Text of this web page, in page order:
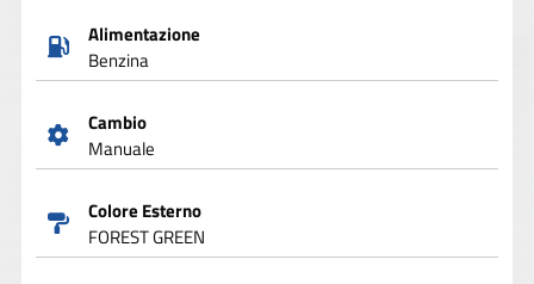
Alimentazione
Benzina
Cambio
Manuale
Colore Esterno
FOREST GREEN